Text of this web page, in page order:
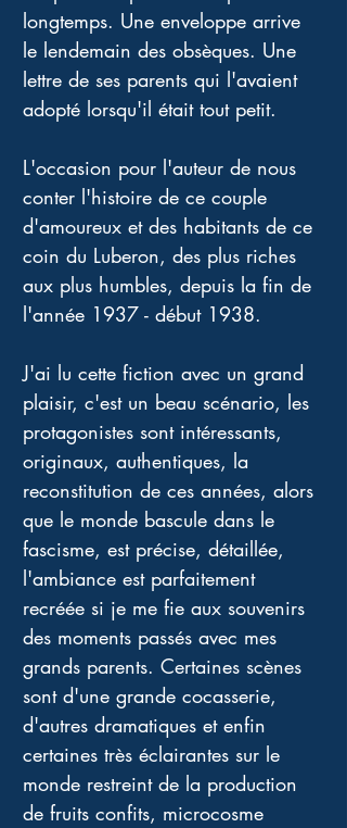
longtemps. Une enveloppe arrive
le lendemain des obsèques. Une
lettre de ses parents qui l'avaient
adopté lorsqu'il était tout petit.
L'occasion pour l'auteur de nous
conter l'histoire de ce couple
d'amoureux et des habitants de ce
coin du Luberon, des plus riches
aux plus humbles, depuis la fin de
l'année 1937 - début 1938.
J'ai lu cette fiction avec un grand
plaisir, c'est un beau scénario, les
protagonistes sont intéressants,
originaux, authentiques, la
reconstitution de ces années, alors
que le monde bascule dans le
fascisme, est précise, détaillée,
l'ambiance est parfaitement
recréée si je me fie aux souvenirs
des moments passés avec mes
grands parents. Certaines scènes
sont d'une grande cocasserie,
d'autres dramatiques et enfin
certaines très éclairantes sur le
monde restreint de la production
de fruits confits, microcosme